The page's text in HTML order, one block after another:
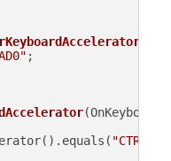
;